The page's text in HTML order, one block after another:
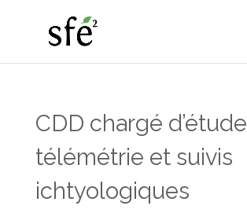
CDD chargé d’étude
télémétrie et suivis
ichtyologiques